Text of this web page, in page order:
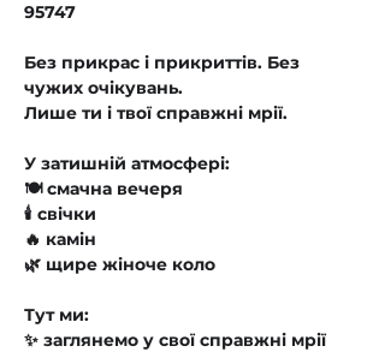
95747
Без прикрас і прикриттів. Без
чужих очікувань.
Лише ти і твої справжні мрії.
У затишній атмосфері:
🍽 смачна вечеря
🕯 свічки
🔥 камін
🌿 щире жіноче коло
Тут ми:
✨ заглянемо у свої справжні мрії